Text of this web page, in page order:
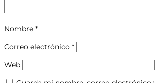
Nombre *
Correo electrónico *
Web